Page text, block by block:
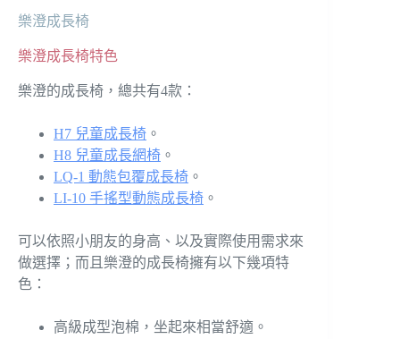
樂澄成長椅
樂澄成長椅特色
樂澄的成長椅，總共有4款：
H7 兒童成長椅 。
H8 兒童成長網椅 。
LQ-1 動態包覆成長椅 。
LI-10 手搖型動態成長椅 。
可以依照小朋友的身高、以及實際使用需求來
做選擇；而且樂澄的成長椅擁有以下幾項特
色：
高級成型泡棉，坐起來相當舒適。